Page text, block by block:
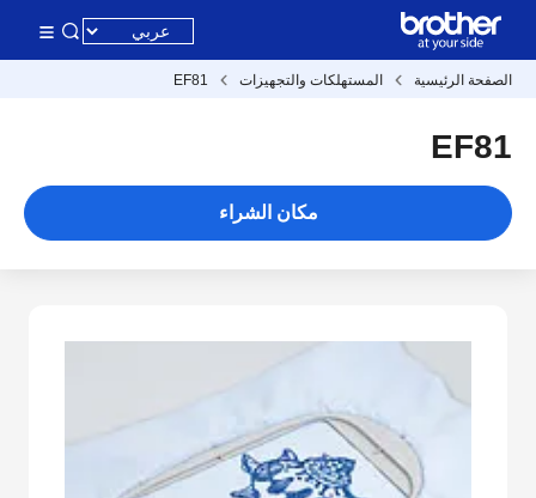
الصفحة الرئيسية المستهلكات والتجهيزات EF81
EF81
مكان الشراء